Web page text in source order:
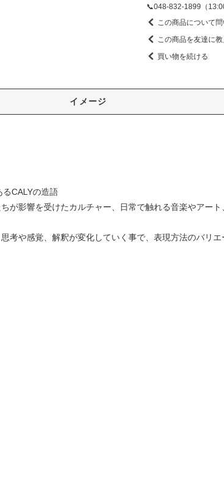
📞048-832-1899（
この商品について
この商品を友達に教
買い物を続ける
イメージ
CALYの造語
が影響を受けたカルチャー、日常で触れる音楽やアー
考や感覚、解釈が変化していく事で、表現方法のバリ